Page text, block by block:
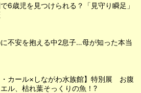
6歳児を見つけられる？「見守り瞬足」
不安を抱える中2息子…母が知った本当
・カール×しながわ水族館】特別展 お腹
ル、枯れ葉そっくりの魚！?